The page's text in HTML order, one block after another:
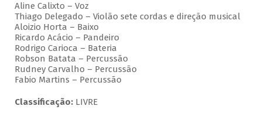
Aline Calixto – Voz
Thiago Delegado – Violão sete cordas e direção musical
Aloizio Horta – Baixo
Ricardo Acácio – Pandeiro
Rodrigo Carioca – Bateria
Robson Batata – Percussão
Rudney Carvalho – Percussão
Fabio Martins – Percussão
Classificação:LIVRE